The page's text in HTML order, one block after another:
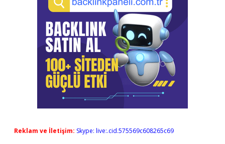
Reklam ve İletişim: Skype: live:.cid.575569c608265c69